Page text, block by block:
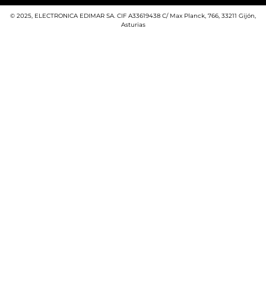
© 2025, ELECTRONICA EDIMAR SA. CIF A33619438 C/ Max Planck, 766, 33211 Gijón,
Asturias